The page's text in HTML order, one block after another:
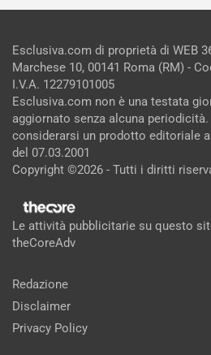
Esclusiva.com di proprietà di WEB
Marchese 10, 00141 Roma (RM) -
I.V.A. 12279101005
Esclusiva.com non è una testata
aggiornato senza alcuna
considerarsi un prodotto editoriale
del 07.03.2001
Copyright ©2026 - Tutti i diritti
Le attività pubblicitarie su questo
theCoreAdv
Redazione
Disclaimer
Privacy Policy